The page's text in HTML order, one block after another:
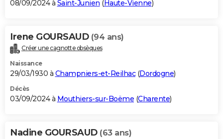
08/09/2024 à Saint-Junien (Haute-Vienne)
Irene GOURSAUD (94 ans)
Créer une cagnotte obsèques
Naissance
29/03/1930 à Champniers-et-Reilhac(Dordogne)
Décès
03/09/2024 à Mouthiers-sur-Boëme (Charente)
Nadine GOURSAUD (63 ans)